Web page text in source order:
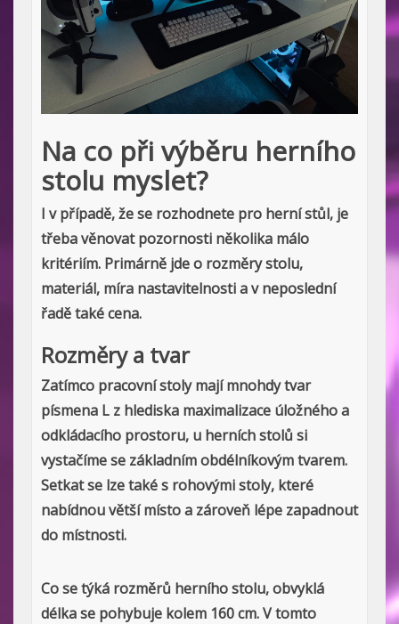
Na co při výběru herního
stolu myslet?
I v případě, že se rozhodnete pro herní stůl, je
třeba věnovat pozornosti několika málo
kritériím. Primárně jde o rozměry stolu,
materiál, míra nastavitelnosti a v neposlední
řadě také cena.
Rozměry a tvar
Zatímco pracovní stoly mají mnohdy tvar
písmena L z hlediska maximalizace úložného a
odkládacího prostoru, u herních stolů si
vystačíme se základním obdélníkovým tvarem.
Setkat se lze také s rohovými stoly, které
nabídnou větší místo a zároveň lépe zapadnout
do místnosti.
Co se týká rozměrů herního stolu, obvyklá
délka se pohybuje kolem 160 cm. V tomto